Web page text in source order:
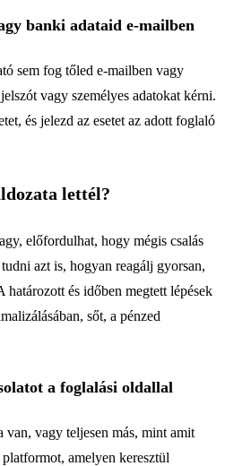
banki adataid e-mailben
sem fog tőled e-mailben vagy
vagy személyes adatokat kérni.
és jelezd az esetet az adott foglaló
lettél?
előfordulhat, hogy mégis csalás
azt is, hogyan reagálj gyorsan,
határozott és időben megtett lépések
sőt, a pénzed
a foglalási oldallal
van, vagy teljesen más, mint amit
amelyen keresztül